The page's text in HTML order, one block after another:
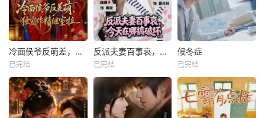
冷面侯爷反萌差，独宠作精继室啦
已完结
反派夫妻百事哀，今天在哪搞破坏
已完结
候冬症
已完结